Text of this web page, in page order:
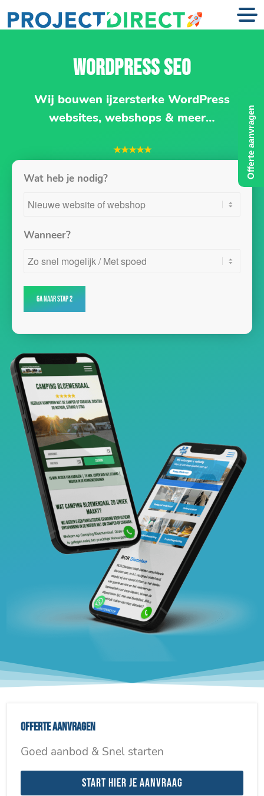
WORDPRESS SEO
Wij bouwen ijzersterke WordPress
websites, webshops & meer…
★★★★★
Wat heb je nodig?
Wanneer?
Offerte aanvragen
Goed aanbod & Snel starten
Start hier je aanvraag
Offerte aanvragen